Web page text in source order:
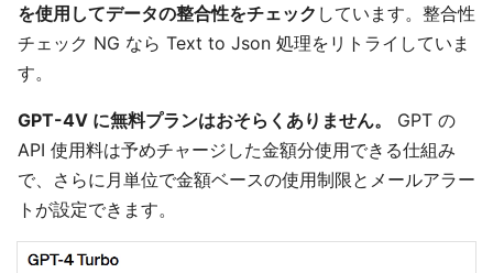
を使用してデータの整合性をチェック しています。整合性
チェック NG なら Text to Json 処理をリトライしていま
す。
GPT-4V に無料プランはおそらくありません。
GPT の
API 使用料は予めチャージした金額分使用できる仕組み
で、さらに月単位で金額ベースの使用制限とメールアラー
トが設定できます。